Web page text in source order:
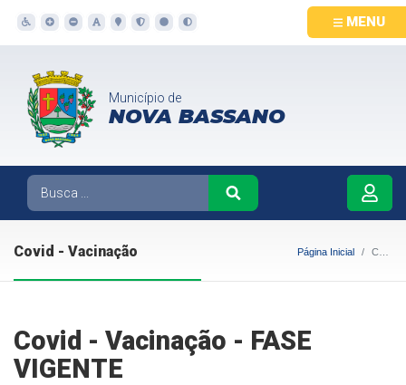
MENU
Município de
NOVA BASSANO
Covid - Vacinação Página Inicial Covid - Vacinação
Covid - Vacinação - FASE
VIGENTE